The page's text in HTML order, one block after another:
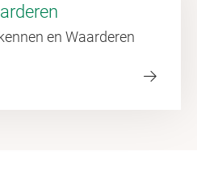
en Waarderen